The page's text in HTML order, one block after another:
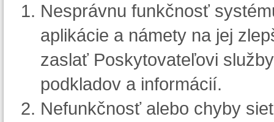
Nesprávnu funkčnosť
aplikácie a námety na jej
zaslať Poskytovateľovi
podkladov a informácií.
Nefunkčnosť alebo chyby